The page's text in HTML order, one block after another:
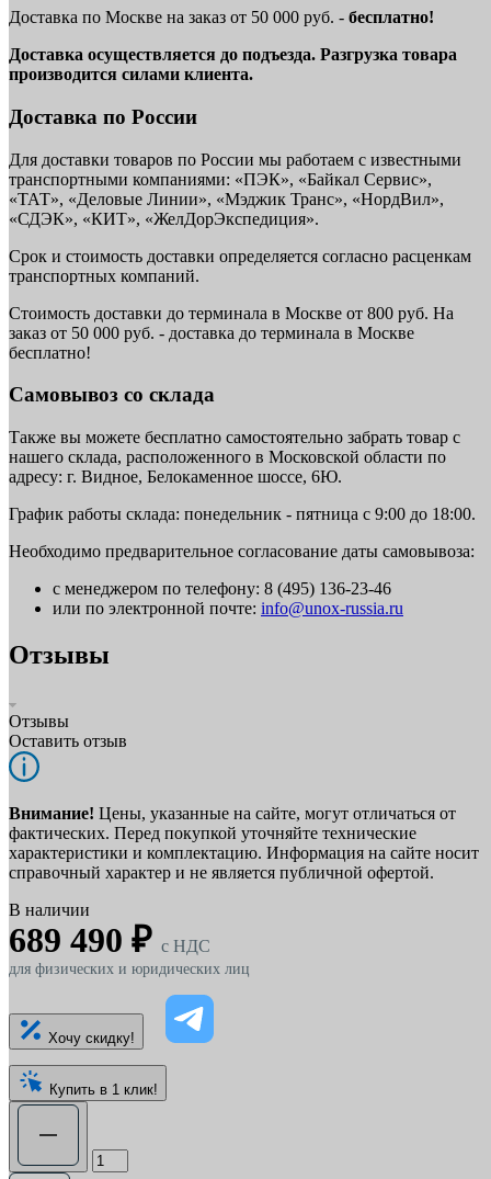
Доставка по Москве на заказ от 50 000 руб. - бесплатно!
Доставка осуществляется до подъезда. Разгрузка товара
производится силами клиента.
Доставка по России
Для доставки товаров по России мы работаем с известными
транспортными компаниями: «ПЭК», «Байкал Сервис»,
«ТАТ», «Деловые Линии», «Мэджик Транс», «НордВил»,
«СДЭК», «КИТ», «ЖелДорЭкспедиция».
Срок и стоимость доставки определяется согласно расценкам
транспортных компаний.
Стоимость доставки до терминала в Москве от 800 руб. На
заказ от 50 000 руб. - доставка до терминала в Москве
бесплатно!
Самовывоз со склада
Также вы можете бесплатно самостоятельно забрать товар с
нашего склада, расположенного в Московской области по
адресу: г. Видное, Белокаменное шоссе, 6Ю.
График работы склада: понедельник - пятница с 9:00 до 18:00.
Необходимо предварительное согласование даты самовывоза:
с менеджером по телефону: 8 (495) 136-23-46
или по электронной почте: info@unox-russia.ru
Отзывы
Отзывы
Оставить отзыв
Внимание! Цены, указанные на сайте, могут отличаться от
фактических. Перед покупкой уточняйте технические
характеристики и комплектацию. Информация на сайте носит
справочный характер и не является публичной офертой.
В наличии
689 490 ₽ c НДС
для физических и юридических лиц
Хочу скидку!
Купить в 1 клик!